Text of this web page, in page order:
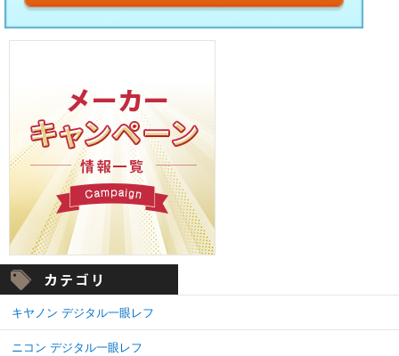
キヤノン デジタル一眼レフ
ニコン デジタル一眼レフ